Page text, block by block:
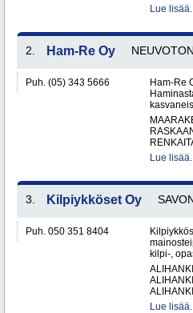
Lue
2. Ham-Re Oy NEUVOTON
Puh. (05) 343 5666
Ham-Re
Lue
3. Kilpiykköset Oy
Puh. 050 351 8404
kilpi-,
Lue